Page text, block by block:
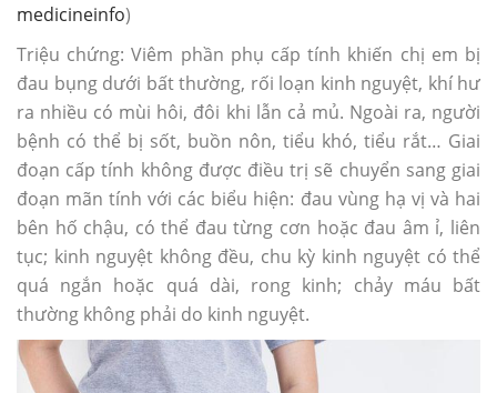
medicineinfo)
Triệu chứng: Viêm phần phụ cấp tính khiến chị em bị
đau bụng dưới bất thường, rối loạn kinh nguyệt, khí hư
ra nhiều có mùi hôi, đôi khi lẫn cả mủ. Ngoài ra, người
bệnh có thể bị sốt, buồn nôn, tiểu khó, tiểu rắt… Giai
đoạn cấp tính không được điều trị sẽ chuyển sang giai
đoạn mãn tính với các biểu hiện: đau vùng hạ vị và hai
bên hố chậu, có thể đau từng cơn hoặc đau âm ỉ, liên
tục; kinh nguyệt không đều, chu kỳ kinh nguyệt có thể
quá ngắn hoặc quá dài, rong kinh; chảy máu bất
thường không phải do kinh nguyệt.